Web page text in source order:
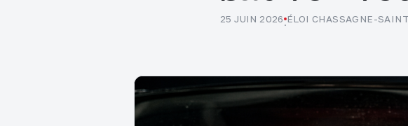
25 JUIN 2026
·
ÉLOI CHASSAGNE-